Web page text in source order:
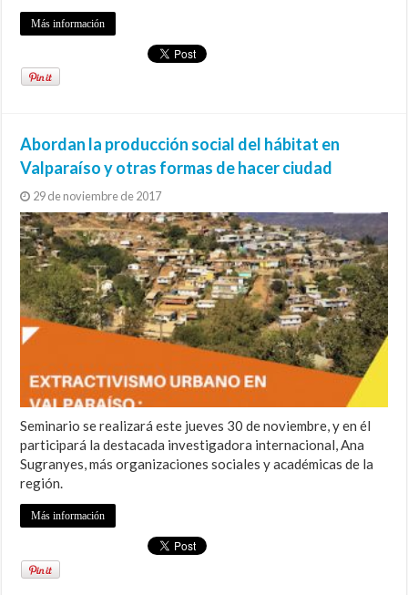
Más información
Abordan la producción social del hábitat en
Valparaíso y otras formas de hacer ciudad
29 de noviembre de 2017
Seminario se realizará este jueves 30 de noviembre, y en él
participará la destacada investigadora internacional, Ana
Sugranyes, más organizaciones sociales y académicas de la
región.
Más información